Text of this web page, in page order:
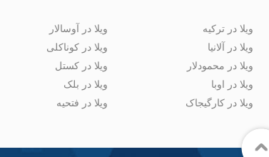
ویلا در ترکیه
ویلا در آلانیا
ویلا در محمودلار
ویلا در اوبا
ویلا در کارگیجاک
ویلا در آوسالار
ویلا در کوناکلی
ویلا در کستل
ویلا در بلک
ویلا در فتحیه